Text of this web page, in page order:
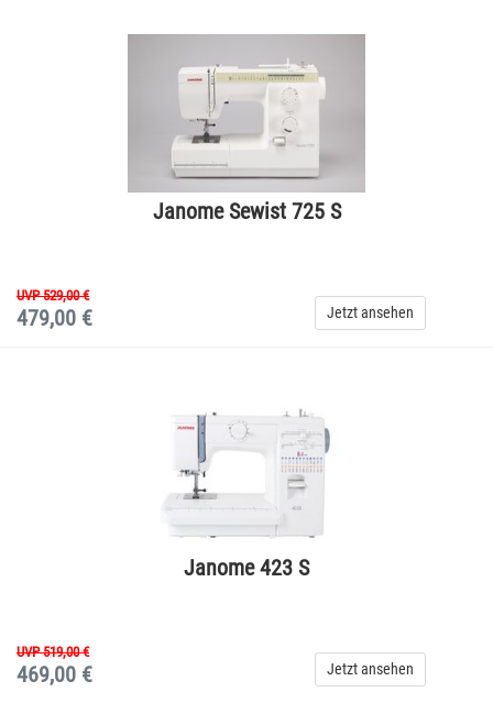
Janome Sewist 725 S
UVP 529,00 €
479,00 € Jetzt ansehen
Janome 423 S
UVP 519,00 €
469,00 € Jetzt ansehen